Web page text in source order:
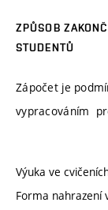
ZPŮSOB
STUDENTŮ
Zápočet je
vypracováním
Výuka ve
Forma nahrazení